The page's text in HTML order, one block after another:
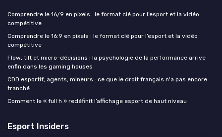
Comprendre le 16/9 en pixels : le format clé pour l’esport et la vidéo
compétitive
Comprendre le 16:9 en pixels : le format clé pour l’esport et la vidéo
compétitive
Flow, tilt et micro-décisions : la psychologie de la performance arrive
enfin dans les gaming houses
CDD esportif, agents, mineurs : ce que le droit français n'a pas encore
tranché
Comment le « full h » redéfinit l’affichage esport de haut niveau
Esport Insiders